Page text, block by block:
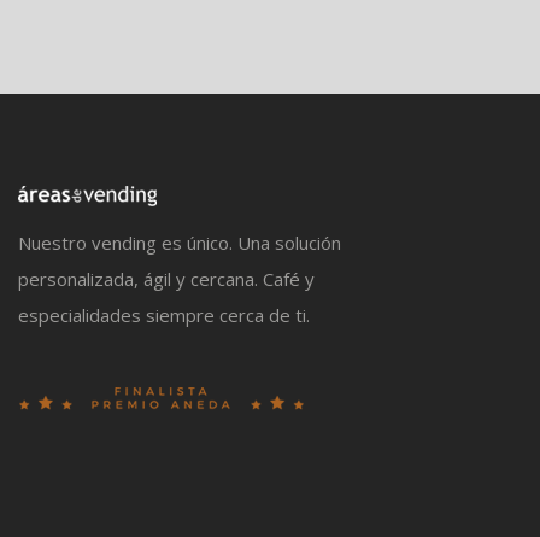
Nuestro vending es único. Una solución
personalizada, ágil y cercana. Café y
especialidades siempre cerca de ti.